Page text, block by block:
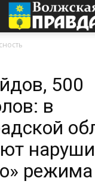
500
в
режима